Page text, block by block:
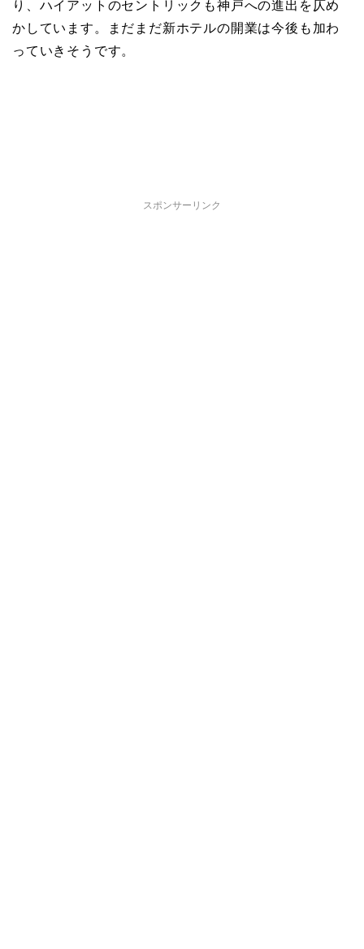
り、ハイアットのセントリックも神戸への進出を仄め
かしています。まだまだ新ホテルの開業は今後も加わ
っていきそうです。
スポンサーリンク